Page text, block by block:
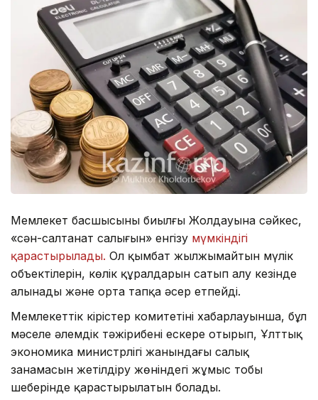
Мемлекет басшысының биылғы Жолдауына сәйкес,
«сән-салтанат салығын» енгізу мүмкіндігі
қарастырылады. Ол қымбат жылжымайтын мүлік
объектілерін, көлік құралдарын сатып алу кезінде
алынады және орта тапқа әсер етпейді.
Мемлекеттік кірістер комитетінің хабарлауынша, бұл
мәселе әлемдік тәжірибені ескере отырып, Ұлттық
экономика министрлігі жанындағы салық
заңнамасын жетілдіру жөніндегі жұмыс тобы
шеңберінде қарастырылатын болады.